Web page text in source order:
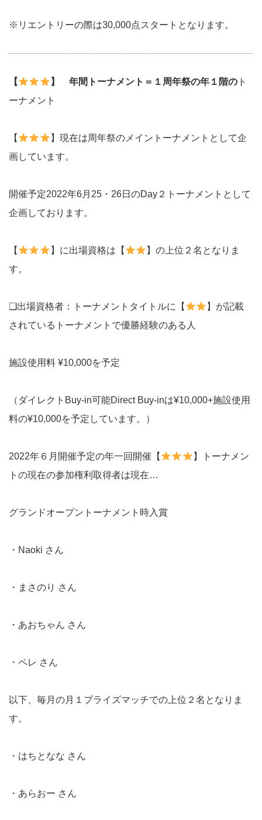
※リエントリーの際は30,000点スタートとなります。
【 】 年間トーナメント＝１周年祭の年１階のト
ーナメント
【
】現在は周年祭のメイントーナメントとして企
画しています。
開催予定2022年6月25・26日のDay２トーナメントとして
企画しております。
【 】に出場資格は【
】の上位２名となりま
す。
❏出場資格者：トーナメントタイトルに【
】が記載
されているトーナメントで優勝経験のある人
施設使用料 ¥10,000を予定
（ダイレクトBuy-in可能Direct Buy-inは¥10,000+施設使用
料の¥10,000を予定しています。）
2022年６月開催予定の年一回開催【
】トーナメン
トの現在の参加権利取得者は現在…
グランドオープントーナメント時入賞
・Naoki さん
・まさのり さん
・あおちゃん さん
・ペレ さん
以下、毎月の月１プライズマッチでの上位２名となりま
す。
・はちとなな さん
・あらおー さん